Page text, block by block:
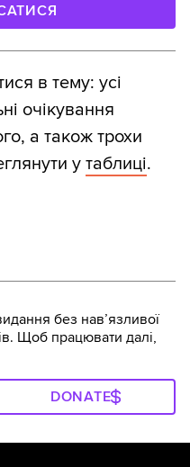
в тему: усі
очікування
а також трохи
у таблиці.
без навʼязливої
Щоб працювати далі,
DONATE